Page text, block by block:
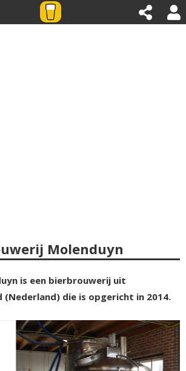
Molenduyn
is een bierbrouwerij uit
die is opgericht in 2014.